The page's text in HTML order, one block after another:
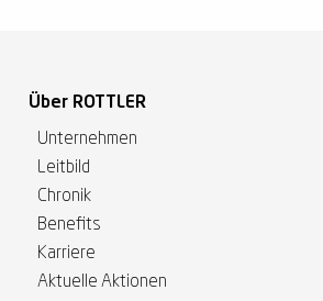
Über ROTTLER
Unternehmen
Leitbild
Chronik
Benefits
Karriere
Aktuelle Aktionen